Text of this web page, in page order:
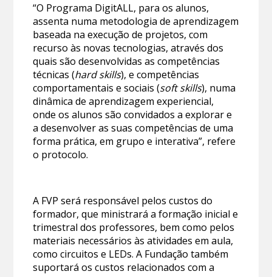
“O Programa DigitALL, para os alunos,
assenta numa metodologia de aprendizagem
baseada na execução de projetos, com
recurso às novas tecnologias, através dos
quais são desenvolvidas as competências
técnicas (hard skills), e competências
comportamentais e sociais (soft skills), numa
dinâmica de aprendizagem experiencial,
onde os alunos são convidados a explorar e
a desenvolver as suas competências de uma
forma prática, em grupo e interativa”, refere
o protocolo.
A FVP será responsável pelos custos do
formador, que ministrará a formação inicial e
trimestral dos professores, bem como pelos
materiais necessários às atividades em aula,
como circuitos e LEDs. A Fundação também
suportará os custos relacionados com a